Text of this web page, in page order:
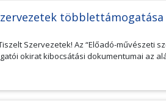
Szervezetek! Az “Előadó-művészeti
okirat kibocsátási dokumentumai az